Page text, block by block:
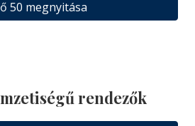
50 megnyitása
rendezők